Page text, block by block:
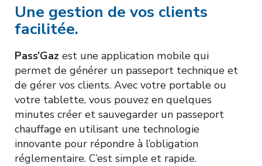
Une gestion de vos clients
facilitée.
Pass’Gaz est une application mobile qui
permet de générer un passeport technique et
de gérer vos clients. Avec votre portable ou
votre tablette, vous pouvez en quelques
minutes créer et sauvegarder un passeport
chauffage en utilisant une technologie
innovante pour répondre à l’obligation
réglementaire. C’est simple et rapide.